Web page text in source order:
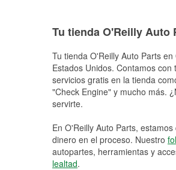
Tu tienda O'Reilly Auto
Tu tienda O'Reilly Auto Parts en
Estados Unidos. Contamos
servicios gratis en la tienda
"Check Engine" y mucho más.
servirte.
En O'Reilly Auto Parts,
dinero en el proceso. Nuestro
autopartes, herramientas y
lealtad.